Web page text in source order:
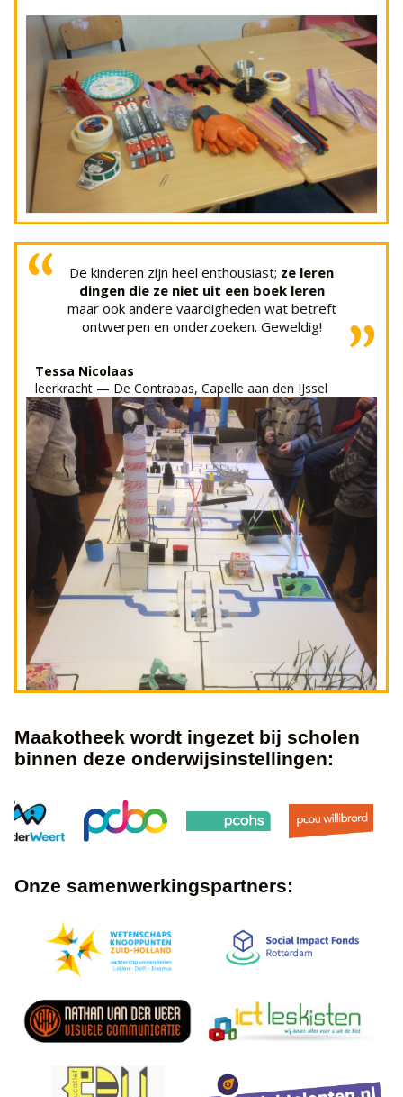
“ Maakotheek helpt ons W&T op onze school
een plek te geven. De koppeling met onze
W.O.-methode en thema’sis ideaal. Dat
scheelt tijd en moeite. Door"learning by
doing"wordt ons team zich steeds meer
bewust van de mogelijkheden van de
didactiek en W&T in het algemeen. ”
mw. W. Gelderblom
adjunct-directeur — IKC de Vlinder, Rotterdam
“ Wij hebben de dozen op aangepaste wijze
puur positieve reacties
gehoord. Met name de handleidingen en het
feit dat in principe alle materialen in de doos
zitten wordt als zeer positief gezien (scheelt
enorm qua werkdruk beleving voor de
collega's) ”
Constance Teuteberg
SBO het Kompas, Dordrecht
“ De kinderen zijn heel enthousiast; ze leren
dingen die ze niet uit een boek leren
maar ook andere vaardigheden wat betreft
ontwerpen en onderzoeken. Geweldig!
”
Tessa Nicolaas
leerkracht — De Contrabas, Capelle aan den IJssel
Maakotheek wordt ingezet bij scholen
binnen deze onderwijsinstellingen:
Onze samenwerkingspartners: